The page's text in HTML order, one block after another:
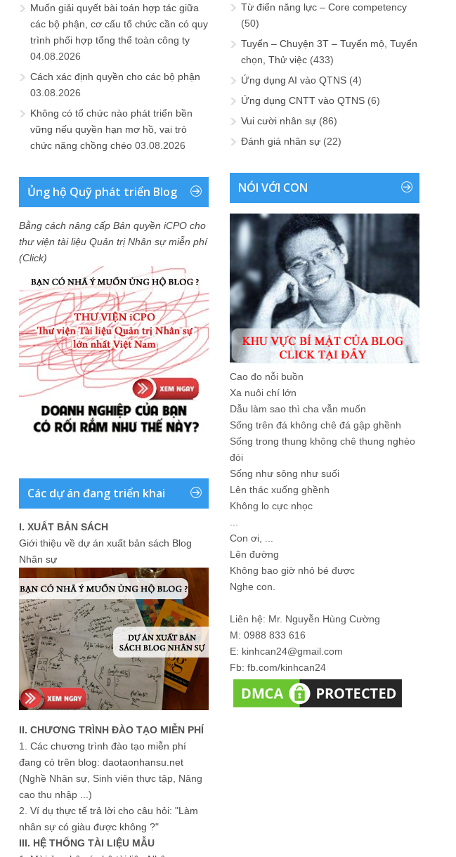
Muốn giải quyết bài toán hợp tác giữa
các bộ phận, cơ cấu tổ chức cần có quy
trình phối hợp tổng thể toàn công ty
04.08.2026
Cách xác định quyền cho các bộ phận
03.08.2026
Không có tổ chức nào phát triển bền
vững nếu quyền hạn mơ hồ, vai trò
chức năng chồng chéo 03.08.2026
Ủng hộ Quỹ phát triển Blog
Bằng cách nâng cấp Bản quyền iCPO cho
thư viện tài liệu Quản trị Nhân sự miễn phí
(Click)
Các dự án đang triển khai
I. XUẤT BẢN SÁCH
Giới thiệu về dự án xuất bản sách Blog
Nhân sự
II. CHƯƠNG TRÌNH ĐÀO TẠO MIỄN PHÍ
1. Các chương trình đào tạo miễn phí
đang có trên blog: daotaonhansu.net
(Nghề Nhân sự, Sinh viên thực tập, Nâng
cao thu nhập ...)
2. Ví dụ thực tế trả lời cho câu hỏi: "Làm
nhân sự có giàu được không ?"
III. HỆ THỐNG TÀI LIỆU MẪU
Từ điển năng lực – Core competency
(50)
Tuyển – Chuyện 3T – Tuyển mộ, Tuyển
chọn, Thử việc (433)
Ứng dụng AI vào QTNS (4)
Ứng dụng CNTT vào QTNS (6)
Vui cười nhân sự (86)
Đánh giá nhân sự (22)
NÓI VỚI CON
Cao đo nỗi buồn
Xa nuôi chí lớn
Dẫu làm sao thì cha vẫn muốn
Sống trên đá không chê đá gập ghềnh
Sống trong thung không chê thung nghèo
đói
Sống như sông như suối
Lên thác xuống ghềnh
Không lo cực nhọc
Con ơi, ...
Lên đường
Không bao giờ nhỏ bé được
Nghe con.
Liên hệ: Mr. Nguyễn Hùng Cường
M: 0988 833 616
E: kinhcan24@gmail.com
Fb: fb.com/kinhcan24